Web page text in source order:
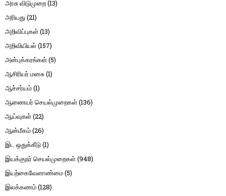
அரசு விடுமுறை(13)
அரியது(21)
அறிவிப்புகள்(13)
அறிவியியல் (157)
அன்புக்கரங்கள்(5)
ஆசிரியர் மனசு(1)
ஆச்சர்யம்(1)
ஆணையர் செயல்முறைகள்(136)
ஆய்வுகள்(22)
ஆன்மீகம்(26)
இட ஒதுக்கீடு(1)
இயக்குநர் செயல்முறைகள்(948)
இயற்கைவேளாண்மை(5)
இலக்கணம்(128)